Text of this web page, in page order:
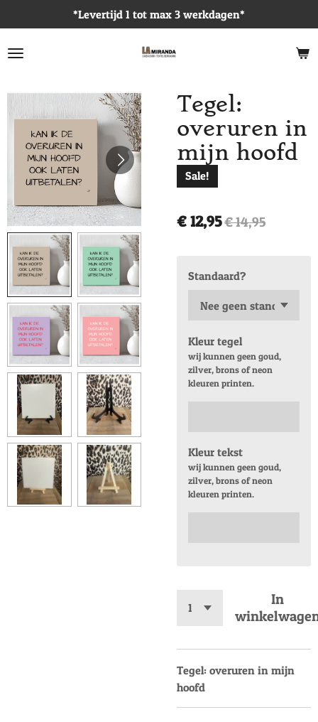
direct
naar
*Levertijd 1 tot max 3 werkdagen*
Tegel:
overuren in
mijn hoofd
Sale!
€ 12,95€ 14,95
Standaard?
Kleur tegel
wij kunnen geen goud,
zilver, brons of neon
kleuren printen.
Kleur tekst
wij kunnen geen goud,
zilver, brons of neon
kleuren printen.
In
Tegel: overuren in mijn
hoofd